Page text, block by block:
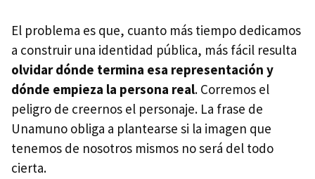
El problema es que, cuanto más tiempo dedicamos
a construir una identidad pública, más fácil resulta
olvidar dónde termina esa representación y
dónde empieza la persona real. Corremos el
peligro de creernos el personaje. La frase de
Unamuno obliga a plantearse si la imagen que
tenemos de nosotros mismos no será del todo
cierta.